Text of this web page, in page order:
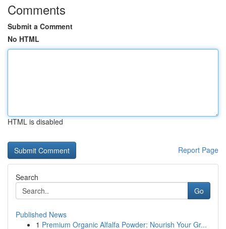
Comments
Submit a Comment
No HTML
HTML is disabled
Report Page
Search
Go
Published News
1 Premium Organic Alfalfa Powder: Nourish Your Gr...